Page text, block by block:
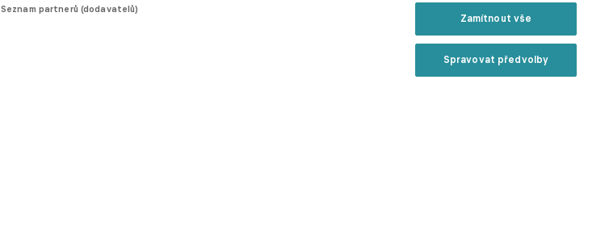
Seznam partnerů (dodavatelů)
Zamítnout vše
Spravovat předvolby